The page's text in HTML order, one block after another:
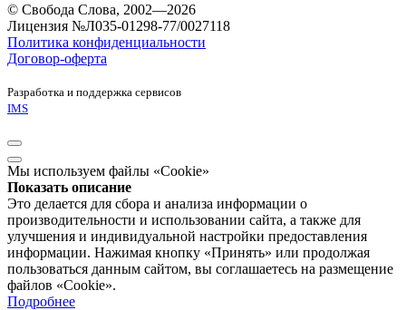
© Свобода Слова, 2002—2026
Лицензия №Л035-01298-77/0027118
Политика конфиденциальности
Договор-оферта
Разработка и поддержка сервисов
IMS
Мы используем файлы «Cookie»
Показать описание
Это делается для сбора и анализа информации о
производительности и использовании сайта, а также для
улучшения и индивидуальной настройки предоставления
информации. Нажимая кнопку «Принять» или продолжая
пользоваться данным сайтом, вы соглашаетесь на размещение
файлов «Cookie».
Подробнее